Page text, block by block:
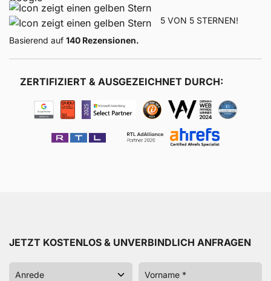
5 VON 5 STERNEN!
Basierend auf 140 Rezensionen.
ZERTIFIZIERT & AUSGEZEICHNET DURCH:
JETZT KOSTENLOS & UNVERBINDLICH ANFRAGEN